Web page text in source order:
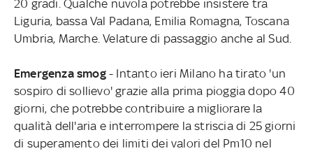
20 gradi. Qualche nuvola potrebbe insistere tra
Liguria, bassa Val Padana, Emilia Romagna, Toscana
Umbria, Marche. Velature di passaggio anche al Sud.
Emergenza smog- Intanto ieri Milano ha tirato 'un
sospiro di sollievo' grazie alla prima pioggia dopo 40
giorni, che potrebbe contribuire a migliorare la
qualità dell'aria e interrompere la striscia di 25 giorni
di superamento dei limiti dei valori del Pm10 nel